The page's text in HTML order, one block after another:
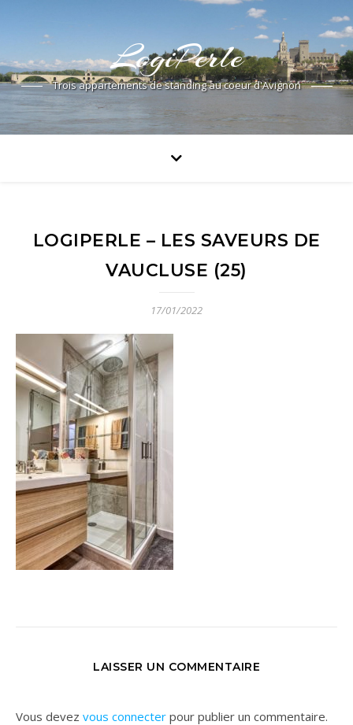
LogiPerle
Trois appartements de standing au coeur d'Avignon
LOGIPERLE – LES SAVEURS DE
VAUCLUSE (25)
17/01/2022
LAISSER UN COMMENTAIRE
Vous devez vous connecter pour publier un commentaire.